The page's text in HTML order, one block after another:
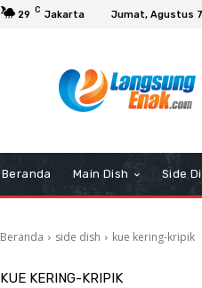
29 C Jakarta Jumat, Agustus
Beranda Main Dish Side
Beranda side dish kue kering-kripik
KUE KERING-KRIPIK